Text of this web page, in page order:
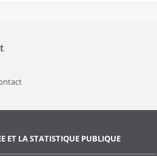
ET LA STATISTIQUE PUBLIQUE